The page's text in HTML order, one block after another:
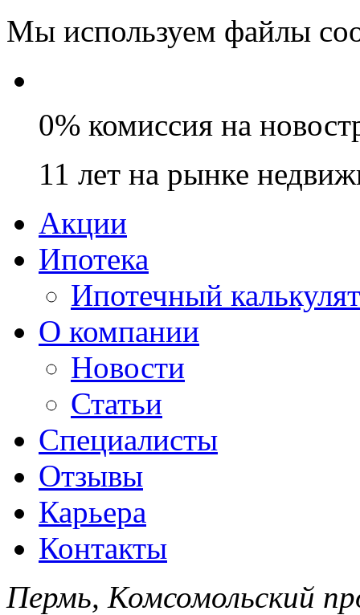
Мы используем файлы
0% комиссия на
11 лет на рынке
Акции
Ипотека
Ипотечный
О компании
Новости
Статьи
Специалисты
Отзывы
Карьера
Контакты
Пермь, Комсомольский